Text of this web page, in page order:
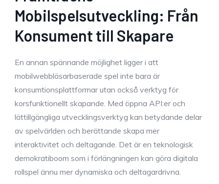
Mobilspelsutveckling: Från
Konsument till Skapare
En annan spännande möjlighet ligger i att
mobilwebbläsarbaserade spel inte bara är
konsumtionsplattformar utan också verktyg för
korsfunktionellt skapande. Med öppna API:er och
lättillgängliga utvecklingsverktyg kan betydande delar
av spelvärlden och berättande skapa mer
interaktivitet och deltagande. Det är en teknologisk
demokratiboom som i förlängningen kan göra digitala
rollspel ännu mer dynamiska och deltagardrivna.